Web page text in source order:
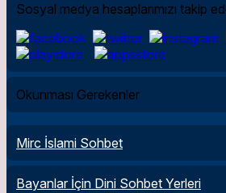
Sosyal medya hesaplarımızı takip
Okunması Gerekenler
Mirc İslami Sohbet
Bayanlar İçin Dini Sohbet Yerleri